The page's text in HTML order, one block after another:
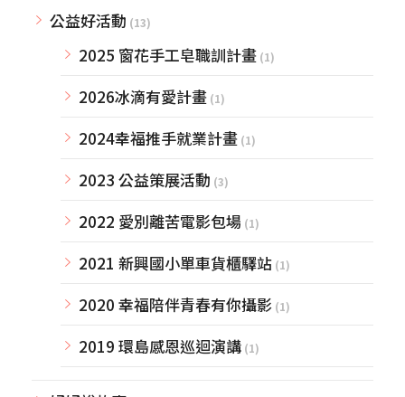
公益好活動 (13)
2025 窗花手工皂職訓計畫 (1)
2026冰滴有愛計畫 (1)
2024幸福推手就業計畫 (1)
2023 公益策展活動 (3)
2022 愛別離苦電影包場 (1)
2021 新興國小單車貨櫃驛站 (1)
2020 幸福陪伴青春有你攝影 (1)
2019 環島感恩巡迴演講 (1)